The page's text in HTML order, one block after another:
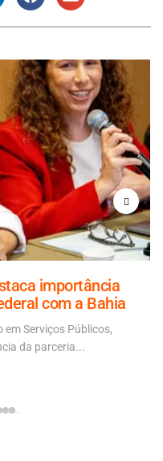
importância
com a Bahia
Serviços Públicos,
da parceria...